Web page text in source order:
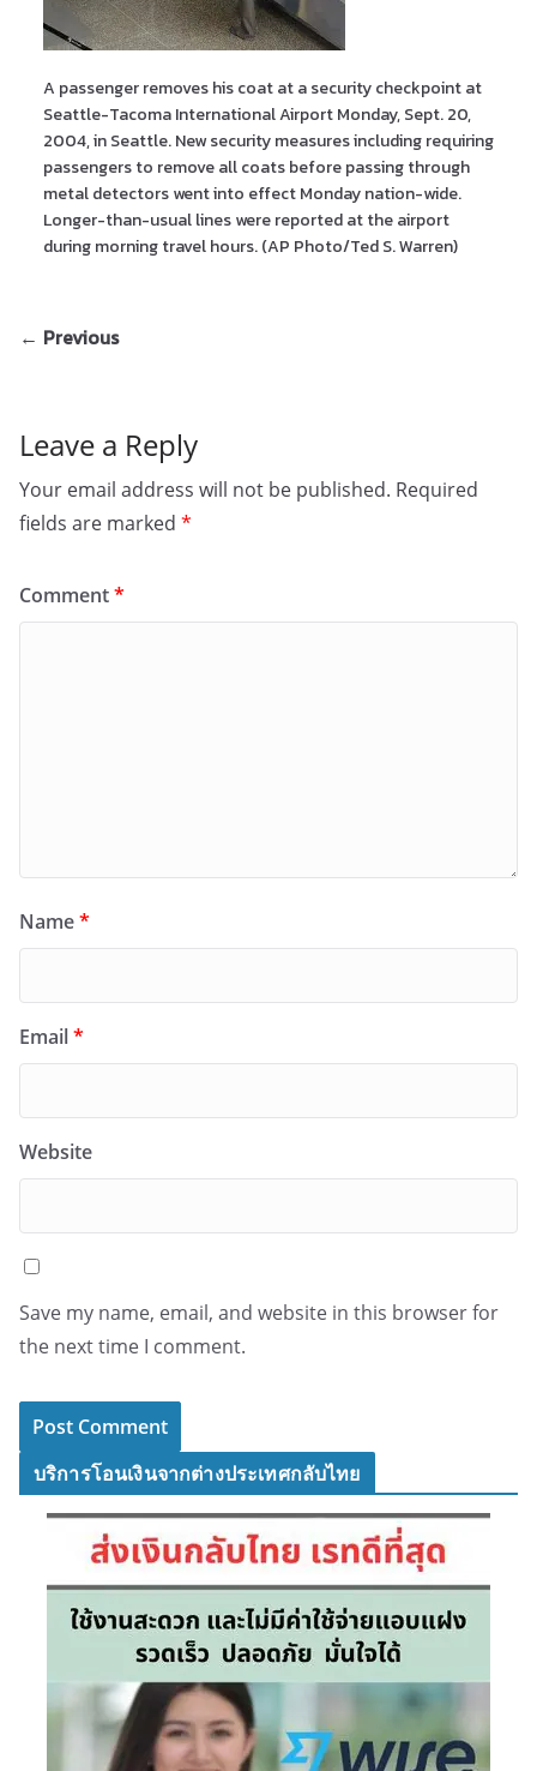
A passenger removes his coat at a security checkpoint at
Seattle-Tacoma International Airport Monday, Sept. 20,
2004, in Seattle. New security measures including requiring
passengers to remove all coats before passing through
metal detectors went into effect Monday nation-wide.
Longer-than-usual lines were reported at the airport
during morning travel hours. (AP Photo/Ted S. Warren)
← Previous
Leave a Reply
Your email address will not be published. Required
fields are marked *
Comment*
Name*
Email*
Website
Save my name, email, and website in this browser for
the next time I comment.
บริการโอนเงินจากต่างประเทศกลับไทย